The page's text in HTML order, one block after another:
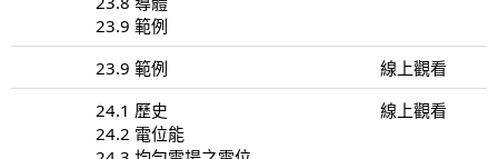
23.9 範例
23.9 範例
線上觀看
24.1 歷史
24.2 電位能
線上觀看